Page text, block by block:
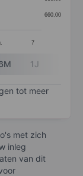
Data
7
660,00
1J
tot meer
met zich
inleg
van dit